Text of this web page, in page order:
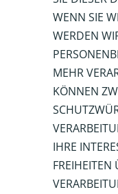
WENN SIE
WERDEN
MEHR
KÖNNEN
IHRE
FREIHEITEN